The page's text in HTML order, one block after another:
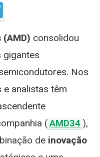
Da
Em
Análise
Crescimento
Da
Advanced
Telegram
consolidou
gigantes
Nos
e analistas têm
(AMD34 ),
de inovação